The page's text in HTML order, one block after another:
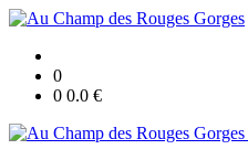
0
0 0.0 €